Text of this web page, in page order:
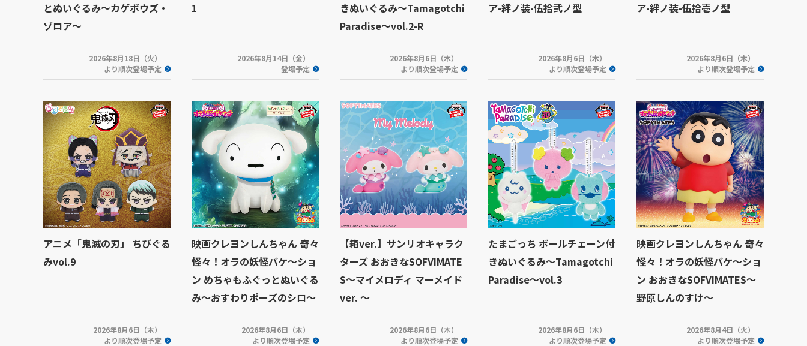
とぬいぐるみ～カゲボウズ・
ゾロア～
2026年8月18日（火）
より順次登場予定
1
2026年8月14日（金）
登場予定
きぬいぐるみ～Tamagotchi
Paradise～vol.2-R
2026年8月6日（木）
より順次登場予定
ア-絆ノ装-伍拾弐ノ型
2026年8月6日（木）
より順次登場予定
ア-絆ノ装-伍拾壱ノ型
2026年8月6日（木）
より順次登場予定
アニメ「鬼滅の刃」 ちびぐる
みvol.9
2026年8月6日（木）
より順次登場予定
映画クレヨンしんちゃん 奇々
怪々！オラの妖怪バケ～ショ
ン めちゃもふぐっとぬいぐる
み～おすわりポーズのシロ～
2026年8月6日（木）
より順次登場予定
【箱ver.】サンリオキャラク
ターズ おおきなSOFVIMATE
S～マイメロディ マーメイド
ver. ～
2026年8月6日（木）
より順次登場予定
たまごっち ボールチェーン付
きぬいぐるみ～Tamagotchi
Paradise～vol.3
2026年8月6日（木）
より順次登場予定
映画クレヨンしんちゃん 奇々
怪々！オラの妖怪バケ～ショ
ン おおきなSOFVIMATES～
野原しんのすけ～
2026年8月4日（火）
より順次登場予定